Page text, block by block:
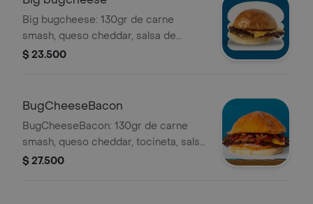
Big bugcheese: 130gr de carne
smash, queso cheddar, salsa de
tomate, mostaza, cebolla y pepinillo.
$ 23.500
BugCheeseBacon
BugCheeseBacon: 130gr de carne
smash, queso cheddar, tocineta, salsa
de la casa, tomate, cebolla y lechuga.
$ 27.500